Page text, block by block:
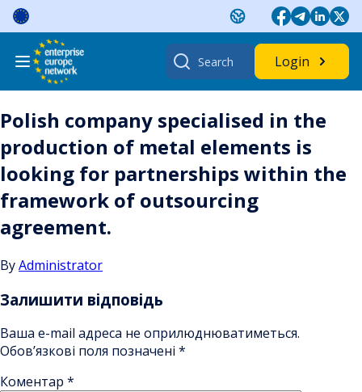
Skip
content
Search
for:
Login
Polish company specialised in the
production of metal elements is
looking for partnerships within the
framework of outsourcing
agreement.
ByAdministrator
Залишити відповідь
Ваша e-mail адреса не оприлюднюватиметься.
Обов’язкові поля позначені *
Коментар *